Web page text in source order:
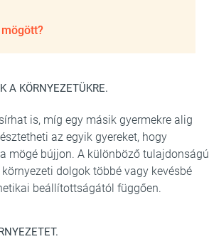
A KÖRNYEZETÜKRE.
is, míg egy másik gyermekre alig
az egyik gyereket, hogy
mögé bújjon. A különböző tulajdonságú
dolgok többé vagy kevésbé
beállítottságától függően.